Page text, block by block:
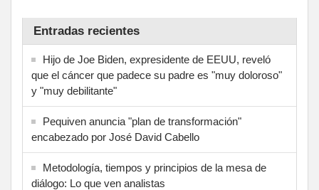
Entradas recientes
Hijo de Joe Biden, expresidente de EEUU, reveló
que el cáncer que padece su padre es "muy doloroso"
y "muy debilitante"
Pequiven anuncia "plan de transformación"
encabezado por José David Cabello
Metodología, tiempos y principios de la mesa de
diálogo: Lo que ven analistas